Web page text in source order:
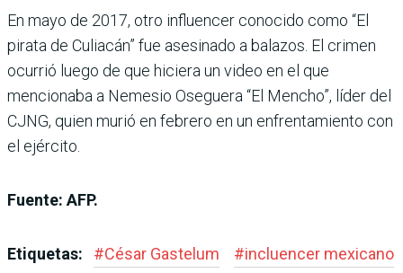
En mayo de 2017, otro influencer conocido como “El
pirata de Culiacán” fue asesinado a balazos. El crimen
ocurrió luego de que hiciera un video en el que
mencionaba a Nemesio Oseguera “El Mencho”, líder del
CJNG, quien murió en febrero en un enfrentamiento con
el ejército.
Fuente: AFP.
Etiquetas: #César Gastelum #incluencer mexicano